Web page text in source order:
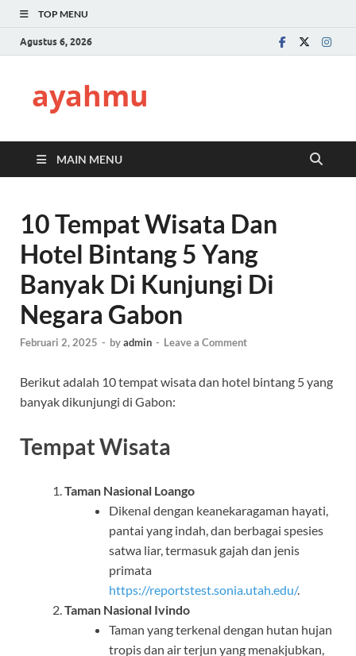
TOP MENU
Agustus 6, 2026
ayahmu
MAIN MENU
10 Tempat Wisata Dan
Hotel Bintang 5 Yang
Banyak Di Kunjungi Di
Negara Gabon
Februari 2, 2025 - byadmin - Leave a Comment
Berikut adalah 10 tempat wisata dan hotel bintang 5 yang
banyak dikunjungi di Gabon:
Tempat Wisata
Taman Nasional Loango
Dikenal dengan keanekaragaman hayati,
pantai yang indah, dan berbagai spesies
satwa liar, termasuk gajah dan jenis
primata
https://reportstest.sonia.utah.edu/.
Taman Nasional Ivindo
Taman yang terkenal dengan hutan hujan
tropis dan air terjun yang menakjubkan,